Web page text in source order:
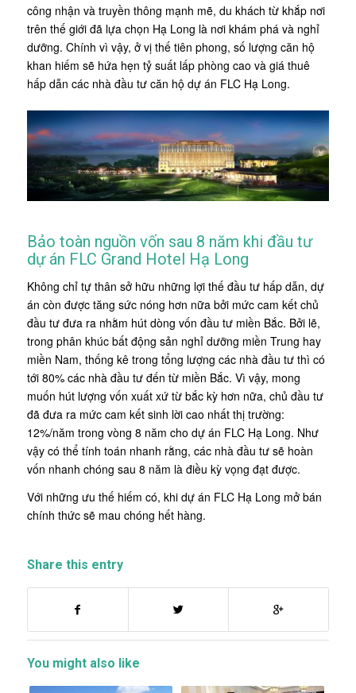
công nhận và truyền thông mạnh mẽ, du khách từ khắp nơi
trên thế giới đã lựa chọn Hạ Long là nơi khám phá và nghỉ
dưỡng. Chính vì vậy, ở vị thế tiên phong, số lượng căn hộ
khan hiếm sẽ hứa hẹn tỷ suất lấp phòng cao và giá thuê
hấp dẫn các nhà đầu tư căn hộ dự án FLC Hạ Long.
Bảo toàn nguồn vốn sau 8 năm khi đầu tư
dự án FLC Grand Hotel Hạ Long
Không chỉ tự thân sở hữu những lợi thế đầu tư hấp dẫn, dự
án còn được tăng sức nóng hơn nữa bởi mức cam kết chủ
đầu tư đưa ra nhằm hút dòng vốn đầu tư miền Bắc. Bởi lẽ,
trong phân khúc bất động sản nghỉ dưỡng miền Trung hay
miền Nam, thống kê trong tổng lượng các nhà đầu tư thì có
tới 80% các nhà đầu tư đến từ miền Bắc. Vì vậy, mong
muốn hút lượng vốn xuất xứ từ bắc kỳ hơn nữa, chủ đầu tư
đã đưa ra mức cam kết sinh lời cao nhất thị trường:
12%/năm trong vòng 8 năm cho dự án FLC Hạ Long. Như
vậy có thể tính toán nhanh rằng, các nhà đầu tư sẽ hoàn
vốn nhanh chóng sau 8 năm là điều kỳ vọng đạt được.
Với những ưu thế hiếm có, khi dự án FLC Hạ Long mở bán
chính thức sẽ mau chóng hết hàng.
Share this entry
You might also like